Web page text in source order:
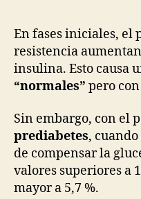
o
k
En fases iniciales, el
resistencia
insulina. Esto causa
“normales” pero con
Sin embargo, con el
prediabetes,
de compensar la
valores superiores a
mayor a 5,7 %.